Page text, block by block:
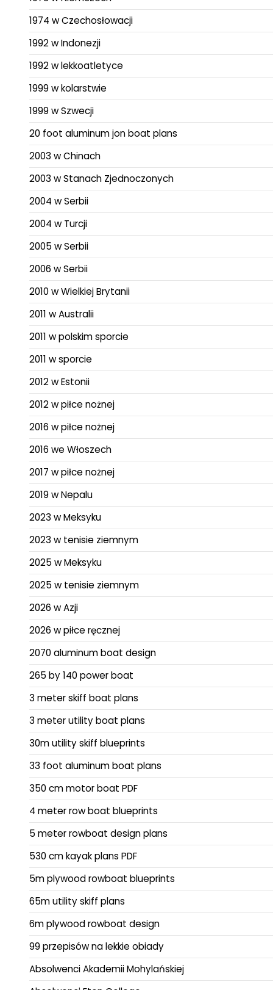
1974 w Czechosłowacji
1992 w Indonezji
1992 w lekkoatletyce
1999 w kolarstwie
1999 w Szwecji
20 foot aluminum jon boat plans
2003 w Chinach
2003 w Stanach Zjednoczonych
2004 w Serbii
2004 w Turcji
2005 w Serbii
2006 w Serbii
2010 w Wielkiej Brytanii
2011 w Australii
2011 w polskim sporcie
2011 w sporcie
2012 w Estonii
2012 w piłce nożnej
2016 w piłce nożnej
2016 we Włoszech
2017 w piłce nożnej
2019 w Nepalu
2023 w Meksyku
2023 w tenisie ziemnym
2025 w Meksyku
2025 w tenisie ziemnym
2026 w Azji
2026 w piłce ręcznej
2070 aluminum boat design
265 by 140 power boat
3 meter skiff boat plans
3 meter utility boat plans
30m utility skiff blueprints
33 foot aluminum boat plans
350 cm motor boat PDF
4 meter row boat blueprints
5 meter rowboat design plans
530 cm kayak plans PDF
5m plywood rowboat blueprints
65m utility skiff plans
6m plywood rowboat design
99 przepisów na lekkie obiady
Absolwenci Akademii Mohylańskiej